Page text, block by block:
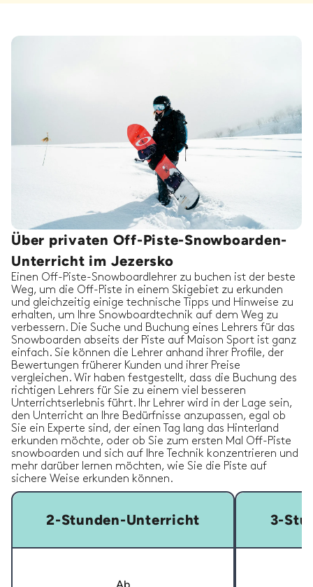
Über privaten Off-Piste-Snowboarden-
Unterricht im Jezersko
Einen Off-Piste-Snowboardlehrer zu buchen ist der beste
Weg, um die Off-Piste in einem Skigebiet zu erkunden
und gleichzeitig einige technische Tipps und Hinweise zu
erhalten, um Ihre Snowboardtechnik auf dem Weg zu
verbessern. Die Suche und Buchung eines Lehrers für das
Snowboarden abseits der Piste auf Maison Sport ist ganz
einfach. Sie können die Lehrer anhand ihrer Profile, der
Bewertungen früherer Kunden und ihrer Preise
vergleichen. Wir haben festgestellt, dass die Buchung des
richtigen Lehrers für Sie zu einem viel besseren
Unterrichtserlebnis führt. Ihr Lehrer wird in der Lage sein,
den Unterricht an Ihre Bedürfnisse anzupassen, egal ob
Sie ein Experte sind, der einen Tag lang das Hinterland
erkunden möchte, oder ob Sie zum ersten Mal Off-Piste
snowboarden und sich auf Ihre Technik konzentrieren und
mehr darüber lernen möchten, wie Sie die Piste auf
sichere Weise erkunden können.
2-Stunden-Unterricht 3-